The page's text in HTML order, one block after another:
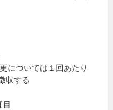
については１回あたり
収する